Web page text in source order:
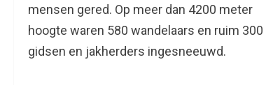
mensen gered. Op meer dan 4200 meter
hoogte waren 580 wandelaars en ruim 300
gidsen en jakherders ingesneeuwd.